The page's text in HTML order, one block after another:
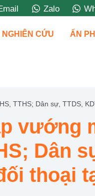
Zalo
CỨU ẤN
TTHS; Dân sự, TTDS,
vướng
Dân
thoại